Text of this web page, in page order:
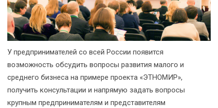
У предпринимателей со всей России появится
возможность обсудить вопросы развития малого и
среднего бизнеса на примере проекта «ЭТНОМИР»,
получить консультации и напрямую задать вопросы
крупным предпринимателям и представителям